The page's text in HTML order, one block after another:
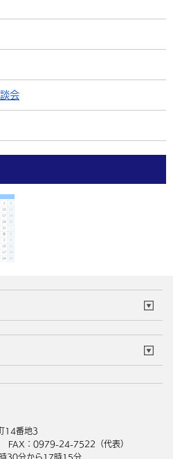
会
組織案内
14番地3
FAX：0979-24-7522（代表）
30分から17時15分